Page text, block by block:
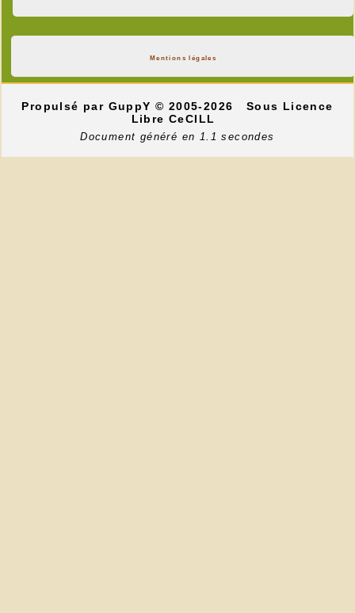
Mentions légales
Propulsé par GuppY© 2005-2026
Sous Licence
Libre CeCILL
Document généré en 1.1 secondes